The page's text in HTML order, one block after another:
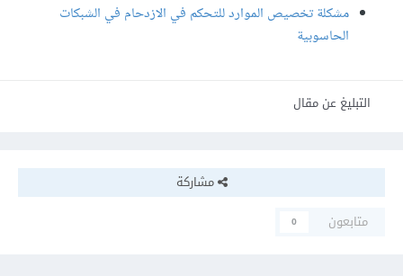
مشكلة تخصيص الموارد للتحكم في الازدحام في الشبكات
الحاسوبية
التبليغ عن مقال
مشاركة
متابعون
0